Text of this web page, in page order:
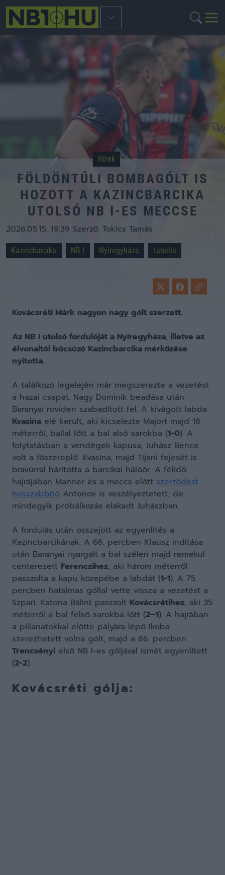
Hírek
FÖLDÖNTÚLI BOMBAGÓLT IS
HOZOTT A KAZINCBARCIKA
UTOLSÓ NB I-ES MECCSE
2026.05.15. 19:39 Szerző: Tokics Tamás
Kazincbarcika NB I Nyíregyháza tabella
Kovácsréti Márk nagyon nagy gólt szerzett.
Az NB I utolsó fordulóját a Nyíregyháza, illetve az
élvonaltól búcsúzó Kazincbarcika mérkőzése
nyitotta.
A találkozó legelején már megszerezte a vezetést
a hazai csapat. Nagy Dominik beadása után
Baranyai röviden szabadított fel. A kivágott labda
Kvasina elé került, aki kicselezte Majort majd 18
méterről, ballal lőtt a bal alsó sarokba (1-0). A
folytatásban a vendégek kapusa, Juhász Bence
volt a főszereplő. Kvasina, majd Tijani fejesét is
bravúrral hárította a barcikai hálóőr. A félidő
hajrájában Manner és a meccs előtt szerződést
hosszabbító Antonov is veszélyeztetett, de
mindegyik próbálkozás elakadt Juhászban.
A fordulás után összejött az egyenlítés a
Kazincbarcikának. A 66. percben Klausz indítása
után Baranyai nyargalt a bal szélen majd remekül
centerezett Ferenczihez, aki három méterről
passzolta a kapu közepébe a labdát (1-1). A 75.
percben hatalmas góllal vette vissza a vezetést a
Szpari. Katona Bálint passzolt Kovácsrétihez, aki 35
méterről a bal felső sarokba lőtt (2–1). A hajrában
a pillanatokkal előtte pályára lépő Ikoba
szerezhetett volna gólt, majd a 86. percben
Trencsényi első NB I-es góljával ismét egyenlített
(2-2).
Kovácsréti gólja: